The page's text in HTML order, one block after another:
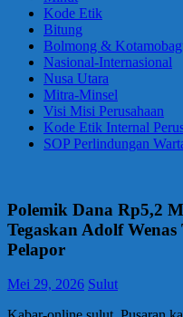
Kode Etik
Bitung
Bolmong &
Nasional-Internasional
Nusa Utara
Mitra-Minsel
Visi Misi Perusahaan
Kode Etik Internal
SOP Perlindungan
Polemik Dana Rp5,2
Tegaskan Adolf
Pelapor
Mei 29, 2026 Sulut